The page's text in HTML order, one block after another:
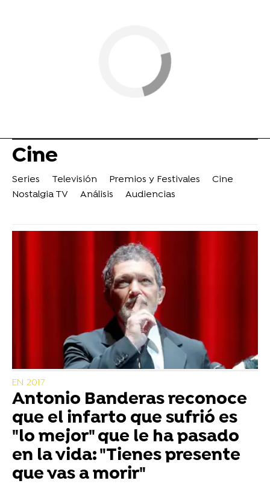
Cine
Series Televisión Premios y Festivales
Cine
Nostalgia TV
Análisis Audiencias
EN 2017
Antonio Banderas reconoce
que el infarto que sufrió es
"lo mejor" que le ha pasado
en la vida: "Tienes presente
que vas a morir"